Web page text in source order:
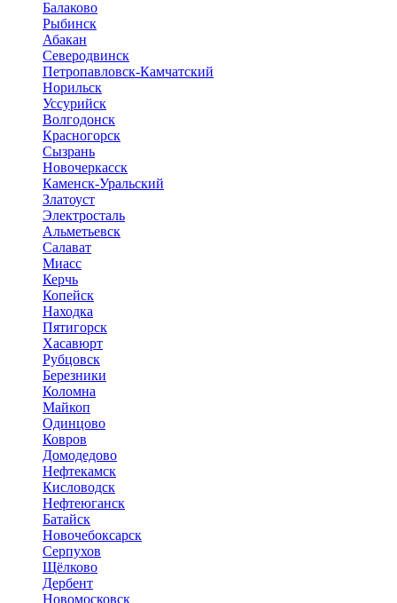
Балаково
Рыбинск
Абакан
Северодвинск
Петропавловск-Камчатский
Норильск
Уссурийск
Волгодонск
Красногорск
Сызрань
Новочеркасск
Каменск-Уральский
Златоуст
Электросталь
Альметьевск
Салават
Миасс
Керчь
Копейск
Находка
Пятигорск
Хасавюрт
Рубцовск
Березники
Коломна
Майкоп
Одинцово
Ковров
Домодедово
Нефтекамск
Кисловодск
Нефтеюганск
Батайск
Новочебоксарск
Серпухов
Щёлково
Дербент
Новомосковск